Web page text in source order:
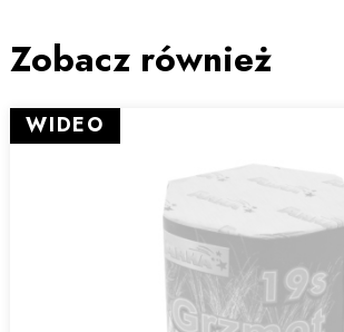
Zobacz również
WIDEO